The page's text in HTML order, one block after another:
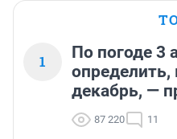
1
По погоде 3
определить,
декабрь, —
87 220 11